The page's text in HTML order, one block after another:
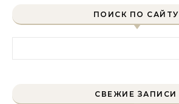
ПОИСК ПО САЙТУ
СВЕЖИЕ ЗАПИСИ